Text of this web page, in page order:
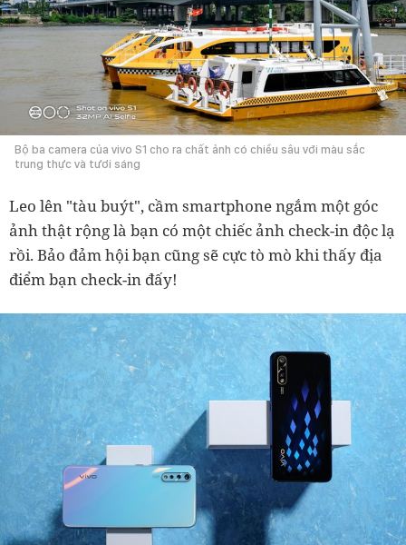
Bộ ba camera của vivo S1 cho ra chất ảnh có chiều sâu với màu sắc
trung thực và tươi sáng
Leo lên "tàu buýt", cầm smartphone ngắm một góc
ảnh thật rộng là bạn có một chiếc ảnh check-in độc lạ
rồi. Bảo đảm hội bạn cũng sẽ cực tò mò khi thấy địa
điểm bạn check-in đấy!